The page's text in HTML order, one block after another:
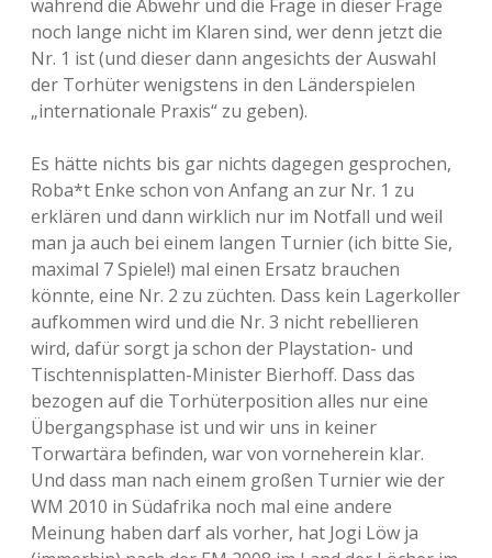
während die Abwehr und die Frage in dieser Frage
noch lange nicht im Klaren sind, wer denn jetzt die
Nr. 1 ist (und dieser dann angesichts der Auswahl
der Torhüter wenigstens in den Länderspielen
„internationale Praxis“ zu geben).
Es hätte nichts bis gar nichts dagegen gesprochen,
Roba*t Enke schon von Anfang an zur Nr. 1 zu
erklären und dann wirklich nur im Notfall und weil
man ja auch bei einem langen Turnier (ich bitte Sie,
maximal 7 Spiele!) mal einen Ersatz brauchen
könnte, eine Nr. 2 zu züchten. Dass kein Lagerkoller
aufkommen wird und die Nr. 3 nicht rebellieren
wird, dafür sorgt ja schon der Playstation- und
Tischtennisplatten-Minister Bierhoff. Dass das
bezogen auf die Torhüterposition alles nur eine
Übergangsphase ist und wir uns in keiner
Torwartära befinden, war von vorneherein klar.
Und dass man nach einem großen Turnier wie der
WM 2010 in Südafrika noch mal eine andere
Meinung haben darf als vorher, hat Jogi Löw ja